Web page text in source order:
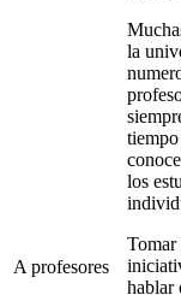
A profesores
la
tiempo
los
Tomar
hablar